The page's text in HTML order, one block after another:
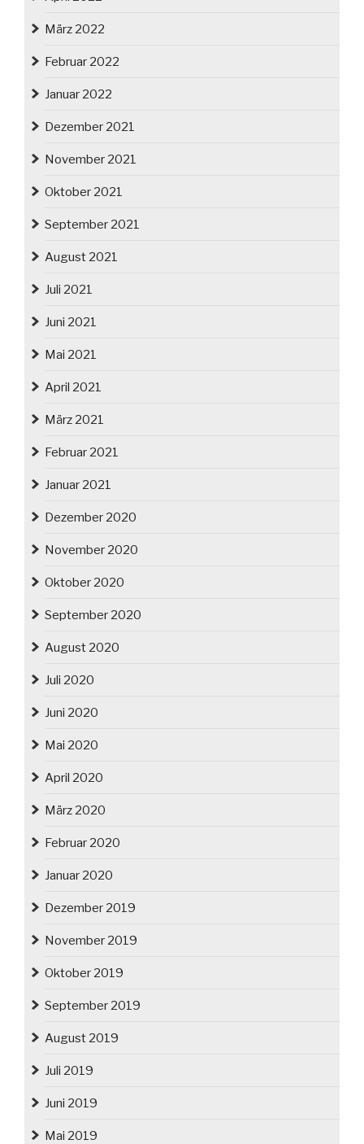
März 2022
Februar 2022
Januar 2022
Dezember 2021
November 2021
Oktober 2021
September 2021
August 2021
Juli 2021
Juni 2021
Mai 2021
April 2021
März 2021
Februar 2021
Januar 2021
Dezember 2020
November 2020
Oktober 2020
September 2020
August 2020
Juli 2020
Juni 2020
Mai 2020
April 2020
März 2020
Februar 2020
Januar 2020
Dezember 2019
November 2019
Oktober 2019
September 2019
August 2019
Juli 2019
Juni 2019
Mai 2019